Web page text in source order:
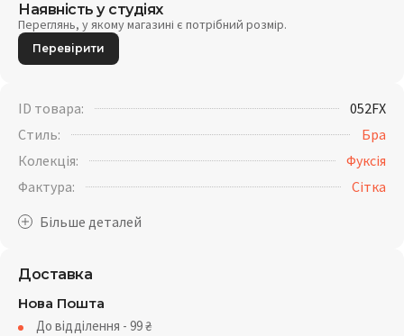
Наявність у студіях
Переглянь, у якому магазині є потрібний розмір.
Перевірити
ID товара:
052FX
Стиль:
Бра
Колекція:
Фуксія
Фактура:
Сітка
Доставка
Нова Пошта
До відділення - 99₴